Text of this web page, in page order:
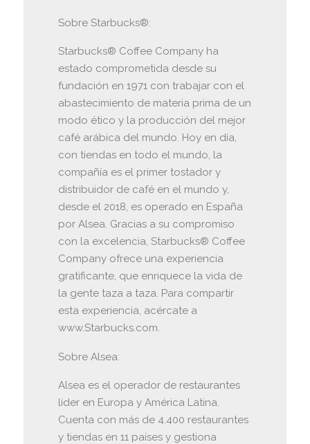
Sobre Starbucks®:
Starbucks® Coffee Company ha
estado comprometida desde su
fundación en 1971 con trabajar con el
abastecimiento de materia prima de un
modo ético y la producción del mejor
café arábica del mundo. Hoy en día,
con tiendas en todo el mundo, la
compañía es el primer tostador y
distribuidor de café en el mundo y,
desde el 2018, es operado en España
por Alsea. Gracias a su compromiso
con la excelencia, Starbucks® Coffee
Company ofrece una experiencia
gratificante, que enriquece la vida de
la gente taza a taza. Para compartir
esta experiencia, acércate a
www.Starbucks.com.
Sobre Alsea:
Alsea es el operador de restaurantes
líder en Europa y América Latina.
Cuenta con más de 4.400 restaurantes
y tiendas en 11 países y gestiona